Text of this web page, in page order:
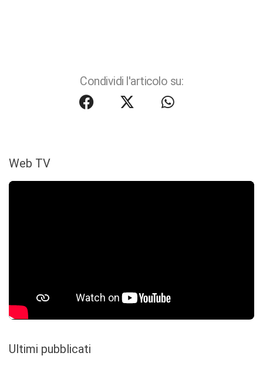
Condividi l'articolo su:
Web TV
Ultimi pubblicati